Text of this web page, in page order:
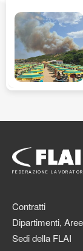
FEDERAZIONE
Contratti
Dipartimenti,
Sedi della FLAI